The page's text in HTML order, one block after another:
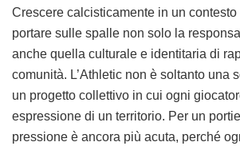
Crescere calcisticamente in un
portare sulle spalle non solo la
anche quella culturale e identitaria di
comunità. L’Athletic non è soltanto una
un progetto collettivo in cui ogni
espressione di un territorio. Per un
pressione è ancora più acuta, perché